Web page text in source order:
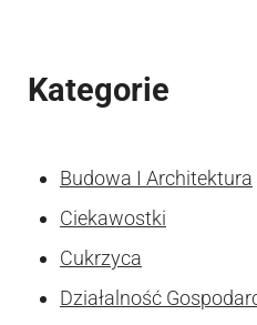
Kategorie
Budowa I Architektura
Ciekawostki
Cukrzyca
Działalność